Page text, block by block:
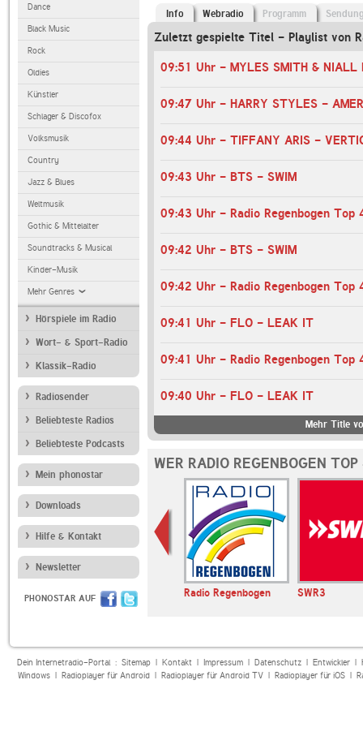
Dance
Black Music
Rock
Oldies
Künstler
Schlager & Discofox
Volksmusik
Country
Jazz & Blues
Weltmusik
Gothic & Mittelalter
Soundtracks & Musical
Kinder-Musik
Mehr Genres
Hörspiele im Radio
Wort- & Sport-Radio
Klassik-Radio
Radiosender
Beliebteste Radios
Beliebteste Podcasts
Mein phonostar
Downloads
Hilfe & Kontakt
Newsletter
PHONOSTAR AUF
Info Webradio Programm
Zuletzt gespielte Titel - Playlist von
09:47 Uhr - HARRY STYLES -
09:44 Uhr - TIFFANY ARIS -
09:43 Uhr - BTS - SWIM
09:43 Uhr - Radio Regenbogen Top
09:42 Uhr - BTS - SWIM
09:42 Uhr - Radio Regenbogen Top
09:41 Uhr - FLO - LEAK IT
09:41 Uhr - Radio Regenbogen Top
09:40 Uhr - FLO - LEAK IT
Mehr Title
WER RADIO REGENBOGEN
Absolut bigFM Radio Regenbogen SWR3
Dein Internetradio-Portal : Sitemap| Kontakt| Impressum| Datenschutz| Entwickler|
Windows| Radioplayer für Android| Radioplayer für Android TV| Radioplayer für iOS|